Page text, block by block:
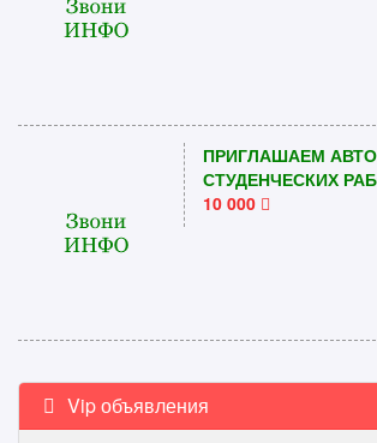
ПРИГЛАШАЕМ
СТУДЕНЧЕСКИХ
10 000
Vip объявления